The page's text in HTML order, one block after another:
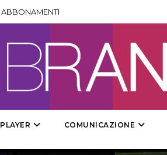
ABBONAMENTI
PLAYER COMUNICAZIONE